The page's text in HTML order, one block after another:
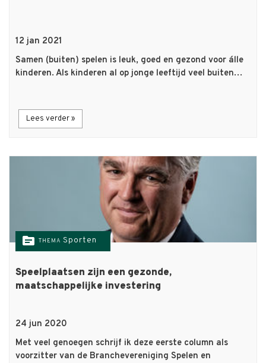
12 jan 2021
Samen (buiten) spelen is leuk, goed en gezond voor álle
kinderen. Als kinderen al op jonge leeftijd veel buiten…
Lees verder »
topic THEMA Sporten
Speelplaatsen zijn een gezonde,
maatschappelijke investering
24 jun 2020
Met veel genoegen schrijf ik deze eerste column als
voorzitter van de Branchevereniging Spelen en